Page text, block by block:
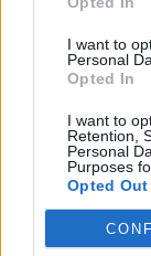
I want to
Personal
Opted In
I want to
Retention,
Personal
Purposes
Opted Out
eladni, vagy
GALÉRIA